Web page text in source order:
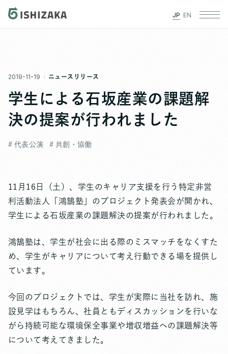
JP EN
2019-11-19 ニュースリリース
学生による石坂産業の課題解
決の提案が行われました
# 代表公演 # 共創・協働
11月16日（土）、学生のキャリア支援を行う特定非営
利活動法人「鴻鵠塾」のプロジェクト発表会が開かれ、
学生による石坂産業の課題解決の提案が行われました。
鴻鵠塾は、学生が社会に出る際のミスマッチをなくすた
め、学生がキャリアについて考え行動できる場を提供し
ています。
今回のプロジェクトでは、学生が実際に当社を訪れ、施
設見学はもちろん、社員ともディスカッションを行いな
がら持続可能な環境保全事業や増収増益への課題解決等
について考えてきました。